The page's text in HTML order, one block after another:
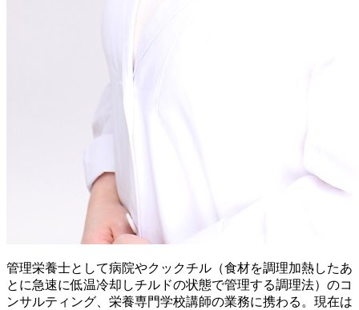
管理栄養士として病院やクックチル（食材を調理加熱したあ
とに急速に低温冷却しチルドの状態で管理する調理法）のコ
ンサルティング、栄養専門学校講師の業務に携わる。現在は